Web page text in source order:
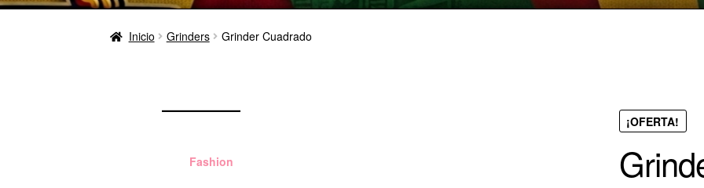
Inicio Grinders Grinder Cuadrado
¡OFERTA!
Fashion